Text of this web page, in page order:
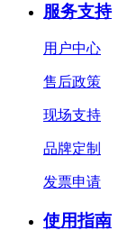
服务支持
用户中心
售后政策
现场支持
品牌定制
发票申请
使用指南